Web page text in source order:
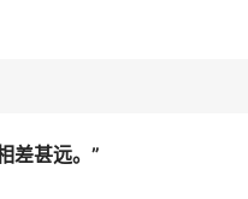
差甚远。”